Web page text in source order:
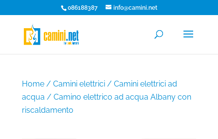
086188387 info@camini.net
Home/ Camini elettrici/ Camini elettrici ad
acqua / Camino elettrico ad acqua Albany con
riscaldamento